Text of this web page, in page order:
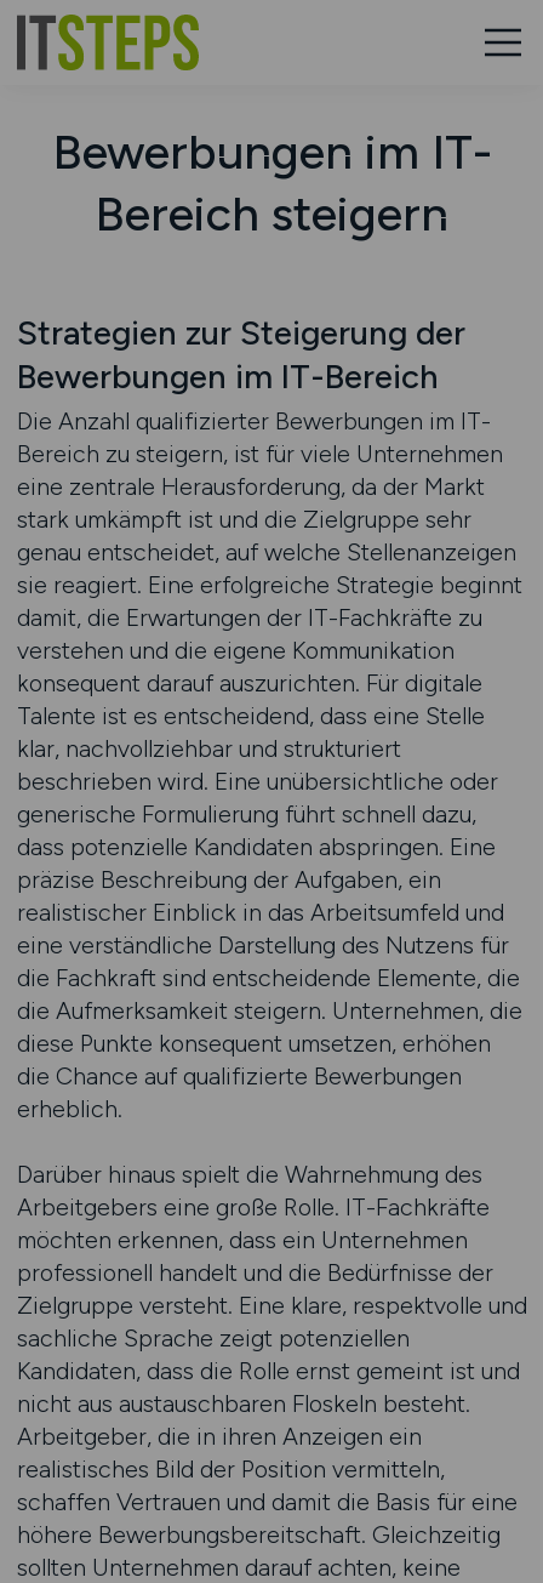
Bewerbungen im IT-
Bereich steigern
Strategien zur Steigerung der
Bewerbungen im IT-Bereich
Die Anzahl qualifizierter Bewerbungen im IT-
Bereich zu steigern, ist für viele Unternehmen
eine zentrale Herausforderung, da der Markt
stark umkämpft ist und die Zielgruppe sehr
genau entscheidet, auf welche Stellenanzeigen
sie reagiert. Eine erfolgreiche Strategie beginnt
damit, die Erwartungen der IT-Fachkräfte zu
verstehen und die eigene Kommunikation
konsequent darauf auszurichten. Für digitale
Talente ist es entscheidend, dass eine Stelle
klar, nachvollziehbar und strukturiert
beschrieben wird. Eine unübersichtliche oder
generische Formulierung führt schnell dazu,
dass potenzielle Kandidaten abspringen. Eine
präzise Beschreibung der Aufgaben, ein
realistischer Einblick in das Arbeitsumfeld und
eine verständliche Darstellung des Nutzens für
die Fachkraft sind entscheidende Elemente, die
die Aufmerksamkeit steigern. Unternehmen, die
diese Punkte konsequent umsetzen, erhöhen
die Chance auf qualifizierte Bewerbungen
erheblich.
Darüber hinaus spielt die Wahrnehmung des
Arbeitgebers eine große Rolle. IT-Fachkräfte
möchten erkennen, dass ein Unternehmen
professionell handelt und die Bedürfnisse der
Zielgruppe versteht. Eine klare, respektvolle und
sachliche Sprache zeigt potenziellen
Kandidaten, dass die Rolle ernst gemeint ist und
nicht aus austauschbaren Floskeln besteht.
Arbeitgeber, die in ihren Anzeigen ein
realistisches Bild der Position vermitteln,
schaffen Vertrauen und damit die Basis für eine
höhere Bewerbungsbereitschaft. Gleichzeitig
sollten Unternehmen darauf achten, keine